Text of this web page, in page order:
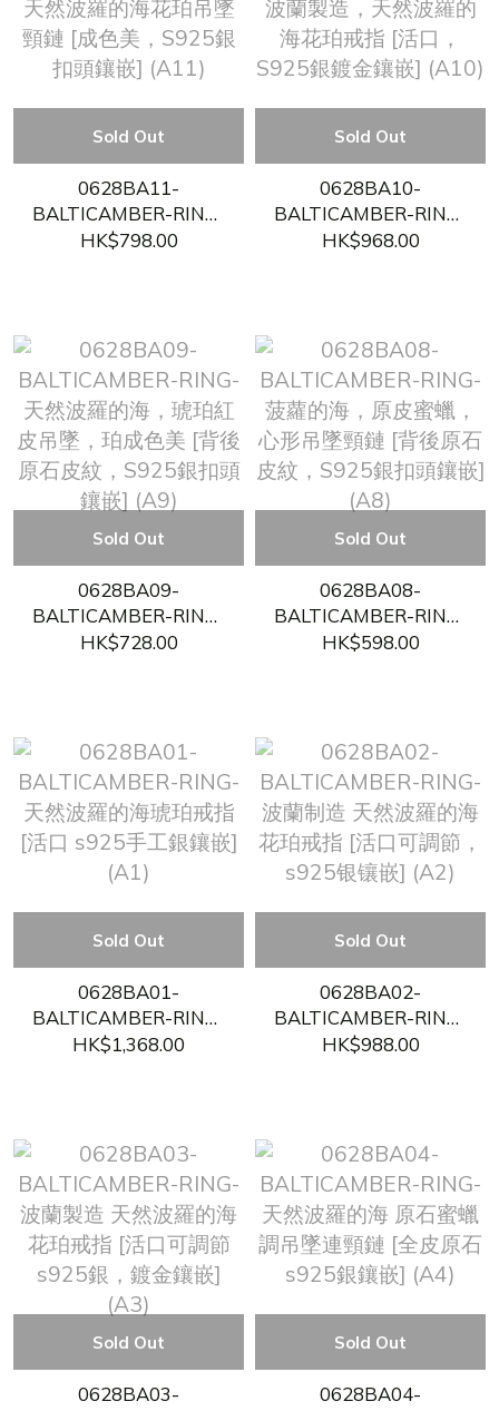
Sold Out
0628BA11-
BALTICAMBER-RING-
天然波羅的海花珀吊墜
HK$798.00
Sold Out
0628BA10-
BALTICAMBER-RING-
波蘭製造，天然波羅的
HK$968.00
Sold Out
0628BA09-
BALTICAMBER-RING-
天然波羅的海，琥珀紅
HK$728.00
Sold Out
0628BA08-
BALTICAMBER-RING-
菠蘿的海，原皮蜜蠟，
HK$598.00
Sold Out
0628BA01-
BALTICAMBER-RING-
天然波羅的海琥珀戒指
HK$1,368.00
Sold Out
0628BA02-
BALTICAMBER-RING-
波蘭制造 天然波羅的海
HK$988.00
Sold Out
0628BA03-
Sold Out
0628BA04-